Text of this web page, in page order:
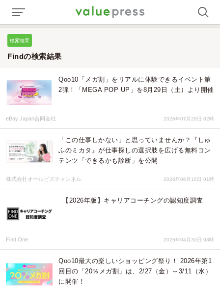
検索結果
Findの検索結果
Qoo10「メガ割」をリアルに体験できるイベント第
2弾！「MEGA POP UP」を8月29日（土）より開催
eBay Japan合同会社 2026年07月28日 02時
「この仕事しかない」と思っていませんか？『しゅ
ふのミカタ』が仕事探しの選択肢を広げる無料コン
テンツ「できるかも診断」を公開
株式会社オールビズチャンネル 2026年06月16日 01時
【2026年版】キャリアコーチングの認知度調査
Find One 2026年04月30日 08時
Qoo10最大の楽しいショッピング祭り！ 2026年第1
回目の「20％メガ割」は、2/27（金）～3/11（水）
に開催！